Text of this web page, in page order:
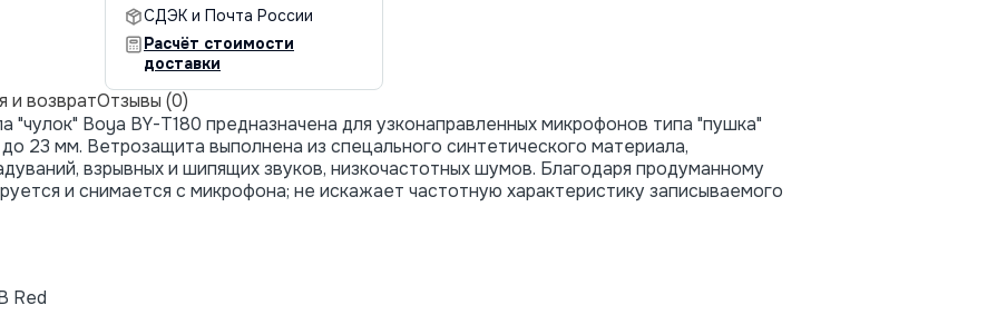
СДЭК и Почта России
Расчёт стоимости
доставки
и возвратОтзывы (0)
"чулок" Boya BY-T180 предназначена для узконаправленных микрофонов типа "пушка"
23 мм. Ветрозащита выполнена из спецального синтетического материала,
взрывных и шипящих звуков, низкочастотных шумов. Благодаря продуманному
и снимается с микрофона; не искажает частотную характеристику записываемого
Red